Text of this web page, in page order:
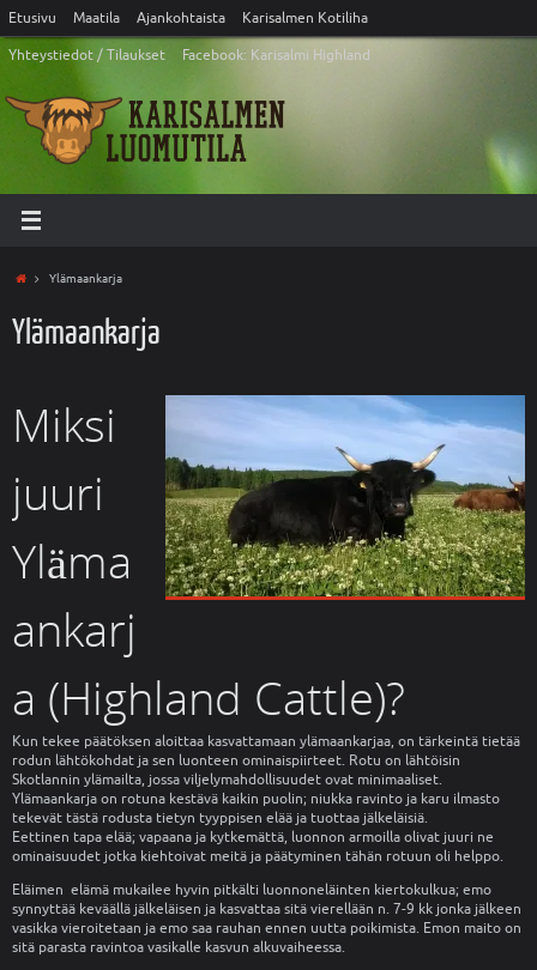
Etusivu Maatila Ajankohtaista
Karisalmen Kotiliha
Yhteystiedot / Tilaukset
Facebook: Karisalmi Highland
Ylämaankarja
Ylämaankarja
Miksi
juuri
Yläma
ankarj
a (Highland Cattle)?
Kun tekee päätöksen aloittaa kasvattamaan ylämaankarjaa, on tärkeintä tietää
rodun lähtökohdat ja sen luonteen ominaispiirteet. Rotu on lähtöisin
Skotlannin ylämailta, jossa viljelymahdollisuudet ovat minimaaliset.
Ylämaankarja on rotuna kestävä kaikin puolin; niukka ravinto ja karu ilmasto
tekevät tästä rodusta tietyn tyyppisen elää ja tuottaa jälkeläisiä.
Eettinen tapa elää; vapaana ja kytkemättä, luonnon armoilla olivat juuri ne
ominaisuudet jotka kiehtoivat meitä ja päätyminen tähän rotuun oli helppo.
Eläimen elämä mukailee hyvin pitkälti luonnoneläinten kiertokulkua; emo
synnyttää keväällä jälkeläisen ja kasvattaa sitä vierellään n. 7-9 kk jonka jälkeen
vasikka vieroitetaan ja emo saa rauhan ennen uutta poikimista. Emon maito on
sitä parasta ravintoa vasikalle kasvun alkuvaiheessa.